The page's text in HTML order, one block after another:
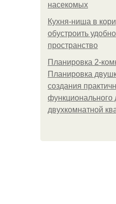
насекомых
Кухня-ниша в
обустроить
пространство
Планировка 2-
Планировка
создания
функционального
двухкомнатной